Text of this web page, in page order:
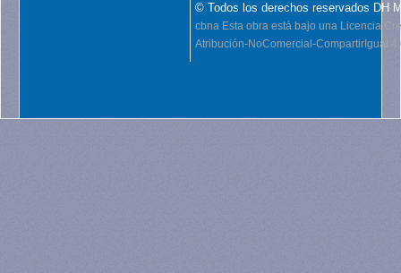
© Todos los derechos reservados DH
cbna Esta obra está bajo una Licencia
Atribución-NoComercial-CompartirIgual